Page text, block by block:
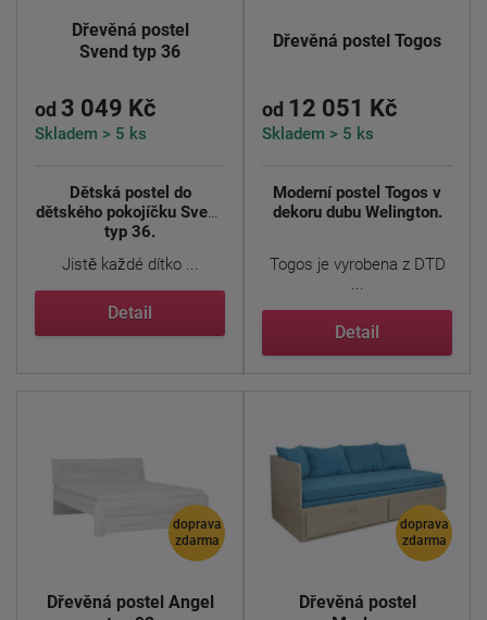
Dřevěná postel
Svend typ 36
od 3 049 Kč
Skladem > 5 ks
Dětská postel do
dětského pokojíčku Svend
typ 36.
Jistě každé dítko ...
Detail
Dřevěná postel Togos
od 12 051 Kč
Skladem > 5 ks
Moderní postel Togos v
dekoru dubu Welington.
Togos je vyrobena z DTD
...
Detail
doprava
zdarma
Dřevěná postel Angel
doprava
zdarma
Dřevěná postel